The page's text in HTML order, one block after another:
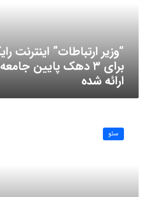
“وزیر ارتباطات” اینترنت
برای ۳ دهک پایین
ارائه شده
سئو